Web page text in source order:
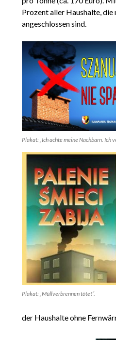
Prozent aller Haushalte, die
angeschlossen sind.
Plakat: „Ich achte meine Nachbarn. Ich
Plakat: „Müllverbrennen tötet“.
der Haushalte ohne